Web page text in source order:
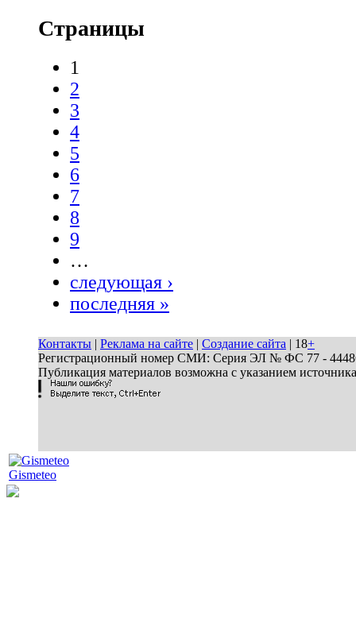
Страницы
1
2
3
4
5
6
7
8
9
…
следующая ›
последняя »
Контакты | Реклама на сайте | Создание сайта | 18+
Регистрационный номер СМИ: Серия ЭЛ № ФС 77 - 44486
Публикация материалов возможна с указанием
Gismeteo